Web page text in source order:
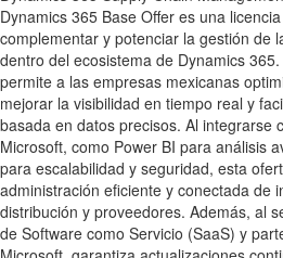
Dynamics 365 Base Offer es una
complementar y potenciar la gestión de
dentro del ecosistema de Dynamics
permite a las empresas mexicanas
mejorar la visibilidad en tiempo real y
basada en datos precisos. Al integrarse
Microsoft, como Power BI para análisis
para escalabilidad y seguridad, esta
administración eficiente y conectada de
distribución y proveedores. Además, al
de Software como Servicio (SaaS) y